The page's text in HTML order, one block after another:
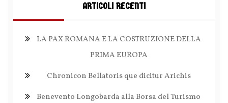
ARTICOLI RECENTI
LA PAX ROMANA E LA COSTRUZIONE DELLA
PRIMA EUROPA
Chronicon Bellatoris que dicitur Arichis
Benevento Longobarda alla Borsa del Turismo